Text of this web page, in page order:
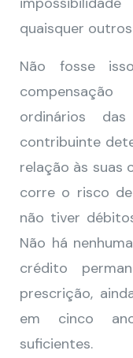
quaisquer
Não fosse
ordinários
contribuinte
relação às suas
corre o risco
não tiver
Não há
crédito
prescrição,
em cinco
suficientes.